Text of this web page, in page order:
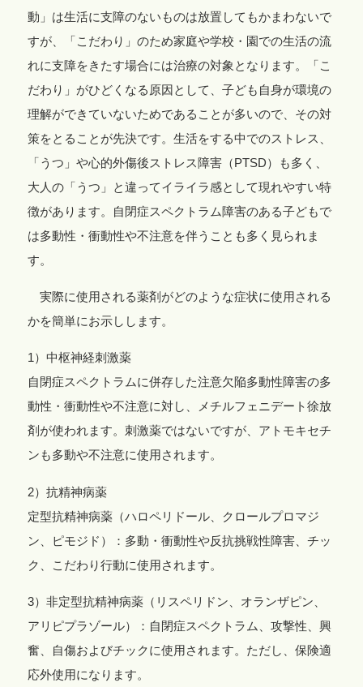
動」は生活に支障のないものは放置してもかまわないで
すが、「こだわり」のため家庭や学校・園での生活の流
れに支障をきたす場合には治療の対象となります。「こ
だわり」がひどくなる原因として、子ども自身が環境の
理解ができていないためであることが多いので、その対
策をとることが先決です。生活をする中でのストレス、
「うつ」や心的外傷後ストレス障害（PTSD）も多く、
大人の「うつ」と違ってイライラ感として現れやすい特
徴があります。自閉症スペクトラム障害のある子どもで
は多動性・衝動性や不注意を伴うことも多く見られま
す。
実際に使用される薬剤がどのような症状に使用される
かを簡単にお示しします。
1）中枢神経刺激薬
自閉症スペクトラムに併存した注意欠陥多動性障害の多
動性・衝動性や不注意に対し、メチルフェニデート徐放
剤が使われます。刺激薬ではないですが、アトモキセチ
ンも多動や不注意に使用されます。
2）抗精神病薬
定型抗精神病薬（ハロペリドール、クロールプロマジ
ン、ピモジド）：多動・衝動性や反抗挑戦性障害、チッ
ク、こだわり行動に使用されます。
3）非定型抗精神病薬（リスペリドン、オランザピン、
アリピプラゾール）：自閉症スペクトラム、攻撃性、興
奮、自傷およびチックに使用されます。ただし、保険適
応外使用になります。